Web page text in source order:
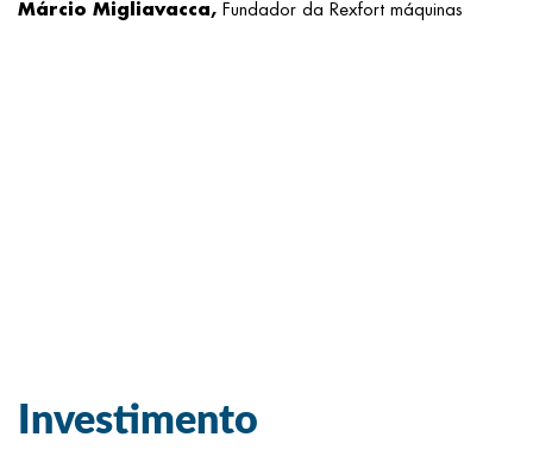
Márcio Migliavacca, Fundador da Rexfort máquinas
Investimento